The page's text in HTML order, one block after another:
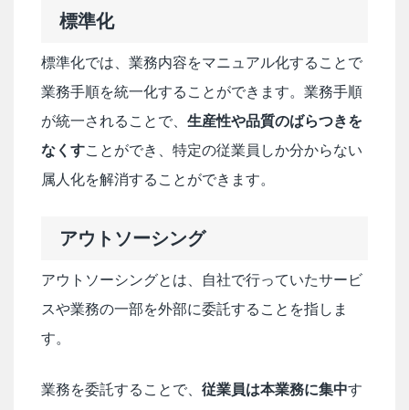
標準化
標準化では、業務内容をマニュアル化することで
業務手順を統一化することができます。業務手順
が統一されることで、 生産性や品質のばらつきを
なくすことができ、特定の従業員しか分からない
属人化を解消することができます。
アウトソーシング
アウトソーシングとは、自社で行っていたサービ
スや業務の一部を外部に委託することを指しま
す。
業務を委託することで、 従業員は本業務に集中す